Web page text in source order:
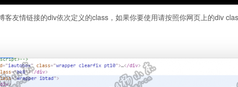
友情链接的div依次定义的class，如果你要使用请按照你网页上的div